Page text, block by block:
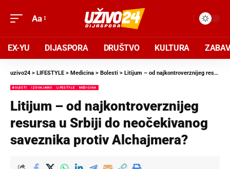
Aa
EX-YU DIJASPORA DRUŠTVO KULTURA
uzivo24 > LIFESTYLE > Medicina > Bolesti > Litijum – od najkontroverznijeg resursa u Srbiji do neočekivanog saveznika protiv Alchajmera?
BOLESTI IZDVAJAMO LIFESTYLE MEDICINA
Litijum – od najkontroverznijeg
resursa u Srbiji do neočekivanog
saveznika protiv Alchajmera?